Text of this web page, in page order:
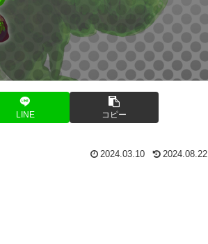
LINE コピー
2024.03.10 2024.08.22